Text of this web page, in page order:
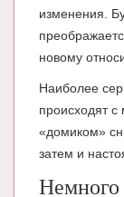
КОНКУРСЫ
БЛОГИ
БЕРЕМЕННОСТЬ
изменения.
новому
Наиболее
происходят с
«домиком»
затем и
Немного